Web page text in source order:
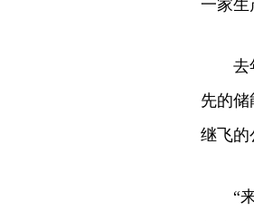
一家生
去年
先的储
继飞的
“来